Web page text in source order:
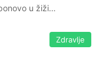
u žiži…
Zdravlje